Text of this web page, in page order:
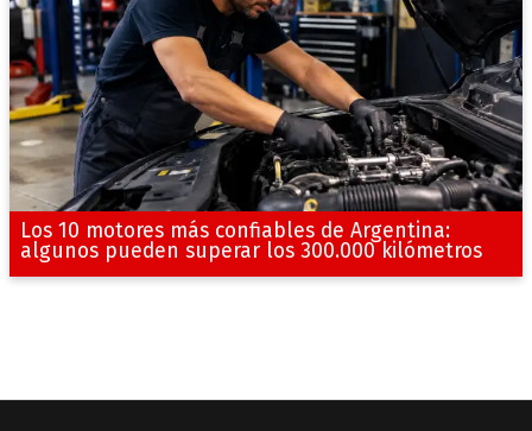
Los 10 motores más confiables de Argentina:
algunos pueden superar los 300.000 kilómetros